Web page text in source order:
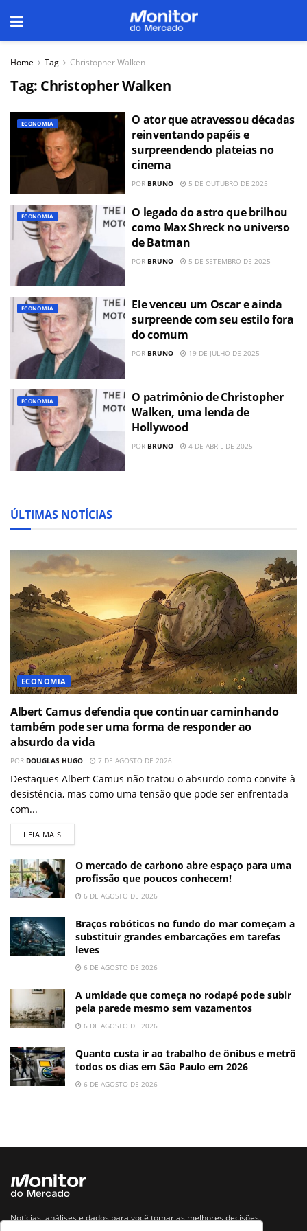
Home Tag Christopher Walken
Tag: Christopher Walken
ECONOMIA
O ator que atravessou décadas
reinventando papéis e
surpreendendo plateias no
cinema
POR BRUNO 5 DE OUTUBRO DE 2025
ECONOMIA
O legado do astro que brilhou
como Max Shreck no universo
de Batman
POR BRUNO 5 DE SETEMBRO DE 2025
ECONOMIA
Ele venceu um Oscar e ainda
surpreende com seu estilo fora
do comum
POR BRUNO 19 DE JULHO DE 2025
ECONOMIA
O patrimônio de Christopher
Walken, uma lenda de
Hollywood
POR BRUNO 4 DE ABRIL DE 2025
ÚLTIMAS NOTÍCIAS
ECONOMIA
Albert Camus defendia que continuar caminhando
também pode ser uma forma de responder ao
absurdo da vida
POR DOUGLAS HUGO 7 DE AGOSTO DE 2026
Destaques Albert Camus não tratou o absurdo como convite à
desistência, mas como uma tensão que pode ser enfrentada
com...
LEIA MAIS
O mercado de carbono abre espaço para uma
profissão que poucos conhecem!
6 DE AGOSTO DE 2026
Braços robóticos no fundo do mar começam a
substituir grandes embarcações em tarefas
leves
6 DE AGOSTO DE 2026
A umidade que começa no rodapé pode subir
pela parede mesmo sem vazamentos
6 DE AGOSTO DE 2026
Quanto custa ir ao trabalho de ônibus e metrô
todos os dias em São Paulo em 2026
6 DE AGOSTO DE 2026
Notícias, análises e dados para você tomar as melhores decisões.